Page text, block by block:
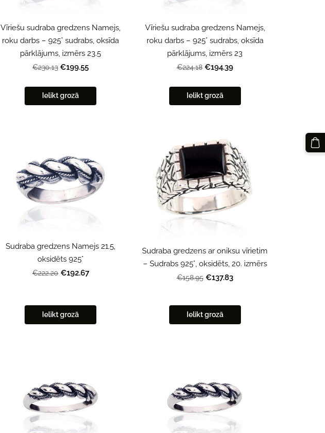
Vīriešu sudraba gredzens Namejs,
roku darbs – 925° sudrabs, oksīda
pārklājums, izmērs 23.5
€230.13 €199.55
Ielikt grozā
Vīriešu sudraba gredzens Namejs,
roku darbs – 925° sudrabs, oksīda
pārklājums, izmērs 23
€224.18 €194.39
Ielikt grozā
Sudraba gredzens Namejs 21.5,
oksidēts 925°
€222.20 €192.67
Ielikt grozā
Sudraba gredzens ar oniksu vīrietim
– Sudrabs 925°, oksidēts, 20. izmērs
€158.95 €137.83
Ielikt grozā